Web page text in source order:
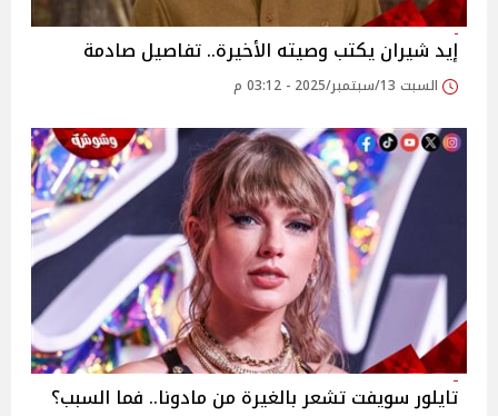
إيد شيران يكتب وصيته الأخيرة.. تفاصيل صادمة
السبت 13/سبتمبر/2025 - 03:12 م
تايلور سويفت تشعر بالغيرة من مادونا.. فما السبب؟